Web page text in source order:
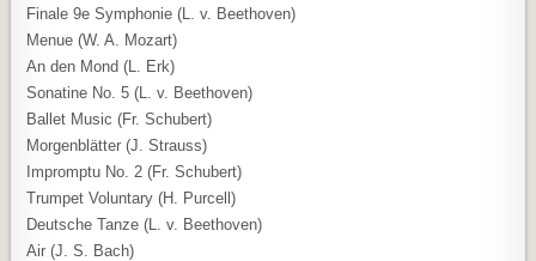
Finale 9e Symphonie (L. v. Beethoven)
Menue (W. A. Mozart)
An den Mond (L. Erk)
Sonatine No. 5 (L. v. Beethoven)
Ballet Music (Fr. Schubert)
Morgenblätter (J. Strauss)
Impromptu No. 2 (Fr. Schubert)
Trumpet Voluntary (H. Purcell)
Deutsche Tanze (L. v. Beethoven)
Air (J. S. Bach)